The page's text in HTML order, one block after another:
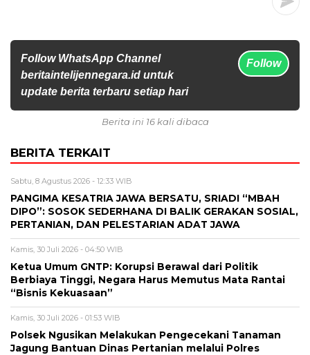
Follow WhatsApp Channel
beritaintelijennegara.id untuk
update berita terbaru setiap hari
Follow
Berita ini 16 kali dibaca
BERITA TERKAIT
Sabtu, 8 Agustus 2026 - 12:33 WIB
PANGIMA KESATRIA JAWA BERSATU, SRIADI “MBAH
DIPO”: SOSOK SEDERHANA DI BALIK GERAKAN SOSIAL,
PERTANIAN, DAN PELESTARIAN ADAT JAWA
Kamis, 30 Juli 2026 - 04:50 WIB
Ketua Umum GNTP: Korupsi Berawal dari Politik
Berbiaya Tinggi, Negara Harus Memutus Mata Rantai
“Bisnis Kekuasaan”
Kamis, 30 Juli 2026 - 01:53 WIB
Polsek Ngusikan Melakukan Pengecekani Tanaman
Jagung Bantuan Dinas Pertanian melalui Polres